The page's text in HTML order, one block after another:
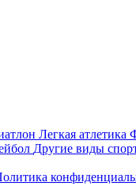
Легкая атлетика
Другие виды